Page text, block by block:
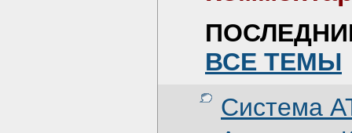
ВСЕ ТЕМЫ
Система